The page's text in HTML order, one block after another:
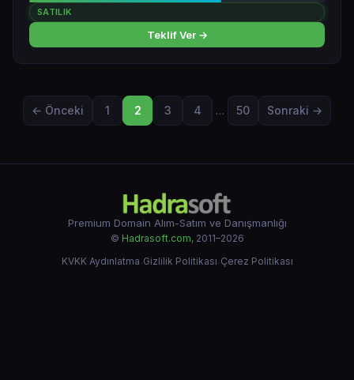
mikrofonlar, hoparlörler, akustik paneller, ses yalıtım
ürünleri, stüdyo ekipmanları ve müzik aksesuarları gibi
profesyonel ses ekipmanları yer alır
SATILIK
Teklif Ver →
← Önceki 1 2 3 4 … 50 Sonraki →
Premium Domain Alım-Satım ve Danışmanlığı
© Hadrasoft.com, 2011–2026
KVKK Aydınlatma·Gizlilik Politikası·Çerez Politikası